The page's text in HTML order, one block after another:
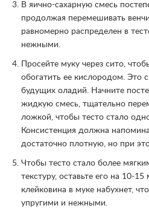
В яично-сахарную смесь
продолжая перемешивать
равномерно распределен в
нежными.
Просейте муку через сито,
обогатить ее кислородом. Это
будущих оладий. Начните
жидкую смесь, тщательно
ложкой, чтобы тесто стало
Консистенция должна
достаточно плотную, но при
Чтобы тесто стало более
текстуру, оставьте его на 10-
клейковина в муке набухнет,
упругими и нежными.